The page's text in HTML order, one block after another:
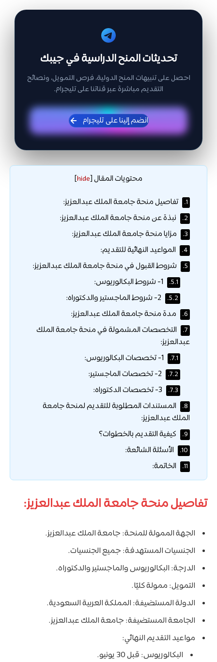
تحديثات المنح الدراسية في جيبك
احصل على تنبيهات المنح الدولية، فرص التمويل، ونصائح
التقديم مباشرة عبر قناتنا على تليجرام.
انضم إلينا على تليجرام
محتويات المقال [
hide
]
1. تفاصيل منحة جامعة الملك عبدالعزيز:
2. نبذة عن منحة جامعة الملك عبدالعزيز:
3. مزايا منحة جامعة الملك عبدالعزيز:
4. المواعيد النهائية للتقديم:
5. شروط القبول في منحة جامعة الملك عبدالعزيز:
5.1.
5.2.
6. مدة منحة جامعة الملك عبدالعزيز:
7.
التخصصات المشمولة في منحة جامعة الملك
عبدالعزيز:
7.1.
7.2.
7.3.
8.
المستندات المطلوبة للتقديم لمنحة جامعة
الملك عبدالعزيز:
9. كيفية التقديم بالخطوات؟
10. الأسئلة الشائعة:
11. الخاتمة:
تفاصيل منحة جامعة الملك عبدالعزيز:
الجهة الممولة للمنحة: جامعة الملك عبدالعزيز.
الجنسيات المستهدفة: جميع الجنسيات.
الدرجة: البكالوريوس والماجستير والدكتوراه.
التمويل: ممولة كليًا.
الدولة المستضيفة: المملكة العربية السعودية.
الجامعة المستضيفة: جامعة الملك عبدالعزيز.
مواعيد التقديم النهائي:
البكالوريوس: قبل 30 يونيو.